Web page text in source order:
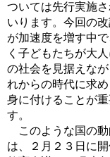
ついては先行実施
いります。今回の
が加速度を増す中
く子どもたちが大
の社会を見据えな
れからの時代に求
身に付けることが
す。
このような国の動
は、２月２３日に